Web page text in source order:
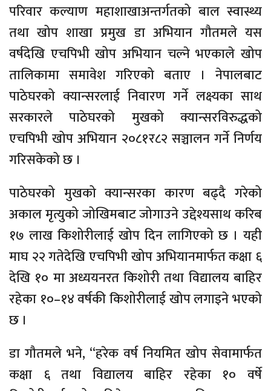
परिवार कल्याण महाशाखाअन्तर्गतको बाल स्वास्थ्य
तथा खोप शाखा प्रमुख डा अभियान गौतमले यस
वर्षदेखि एचपिभी खोप अभियान चल्ने भएकाले खोप
तालिकामा समावेश गरिएको बताए । नेपालबाट
पाठेघरको क्यान्सरलाई निवारण गर्ने लक्ष्यका साथ
सरकारले पाठेघरको मुखको क्यान्सरविरुद्धको
एचपिभी खोप अभियान २०८१र८२ सञ्चालन गर्ने निर्णय
गरिसकेको छ ।
पाठेघरको मुखको क्यान्सरका कारण बढ्दै गरेको
अकाल मृत्युको जोखिमबाट जोगाउने उद्देश्यसाथ करिब
१७ लाख किशोरीलाई खोप दिन लागिएको छ । यही
माघ २२ गतेदेखि एचपिभी खोप अभियानमार्फत कक्षा ६
देखि १० मा अध्ययनरत किशोरी तथा विद्यालय बाहिर
रहेका १०–१४ वर्षकी किशोरीलाई खोप लगाइने भएको
छ ।
डा गौतमले भने, “हरेक वर्ष नियमित खोप सेवामार्फत
कक्षा ६ तथा विद्यालय बाहिर रहेका १० वर्षे